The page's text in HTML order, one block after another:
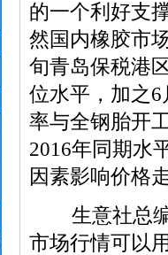
的一个利好支
然国内橡胶市
旬青岛保税港
位水平，加之
率与全钢胎开
2016年同期水
因素影响价格
生意社总编
市场行情可以